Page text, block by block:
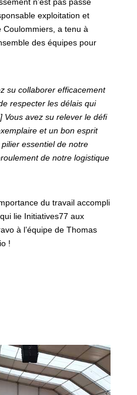
exploitation et
Coulommiers, a tenu à
des équipes pour
su collaborer efficacement
respecter les délais qui
avez su relever le défi
et un bon esprit
pilier essentiel de notre
de notre logistique
du travail accompli
lie Initiatives77 aux
à l’équipe de Thomas
!